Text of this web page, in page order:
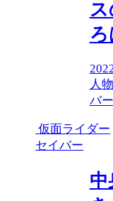
ス
ろ
人物
バー
仮面ライダー
セイバー
中